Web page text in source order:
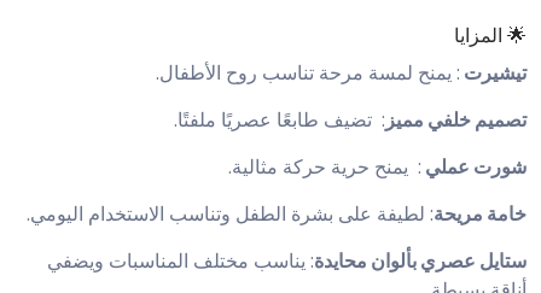
🌟 المزايا
تيشيرت : يمنح لمسة مرحة تناسب روح الأطفال.
تصميم خلفي مميز: تضيف طابعًا عصريًا ملفتًا.
شورت عملي : يمنح حرية حركة مثالية.
خامة مريحة: لطيفة على بشرة الطفل وتناسب الاستخدام اليومي.
ستايل عصري بألوان محايدة: يناسب مختلف المناسبات ويضفي